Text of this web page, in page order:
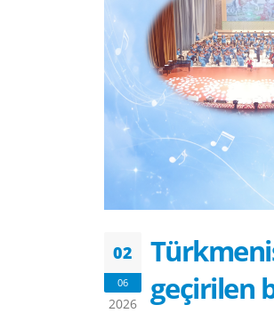
02
06
2026
geçirilen